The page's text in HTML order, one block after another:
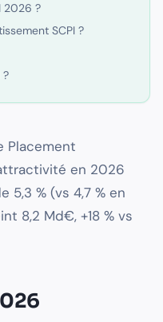
2026 ?
SCPI ?
?
Placement
en 2026
5,3 % (vs 4,7 % en
8,2 Md€, +18 % vs